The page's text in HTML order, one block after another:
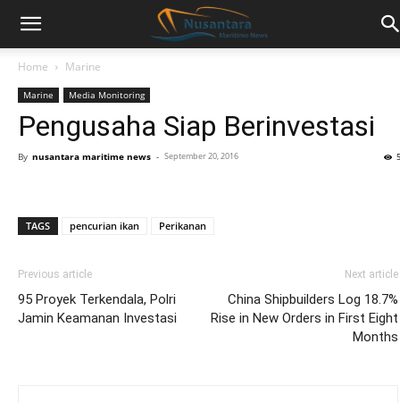
Home Marine
Marine Media Monitoring
Pengusaha Siap Berinvestasi
By nusantara maritime news - September 20, 2016
TAGS pencurian ikan Perikanan
Previous article
95 Proyek Terkendala, Polri
Jamin Keamanan Investasi
Next article
China Shipbuilders Log 18.7%
Rise in New Orders in First Eight
Months